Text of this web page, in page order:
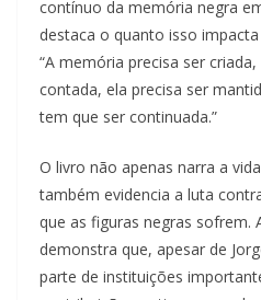
contínuo da memória negra
destaca o quanto isso
“A memória precisa ser
contada, ela precisa ser
tem que ser continuada.”
O livro não apenas narra a
também evidencia a luta
que as figuras negras sofrem.
demonstra que, apesar de
parte de instituições